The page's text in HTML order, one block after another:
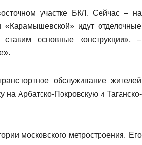
участке БКЛ. Сейчас – на
идут отделочные
основные конструкции», –
обслуживание жителей
Арбатско-Покровскую и Таганско-
московского метростроения. Его